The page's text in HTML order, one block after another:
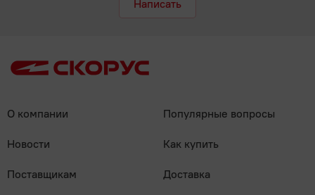
Написать
О компании
Новости
Поставщикам
Популярные вопросы
Как купить
Доставка